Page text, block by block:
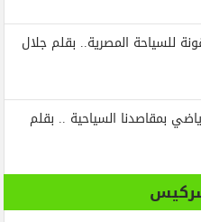
للسياحة المصرية.. بقلم جلال
بمقاصدنا السياحية .. بقلم